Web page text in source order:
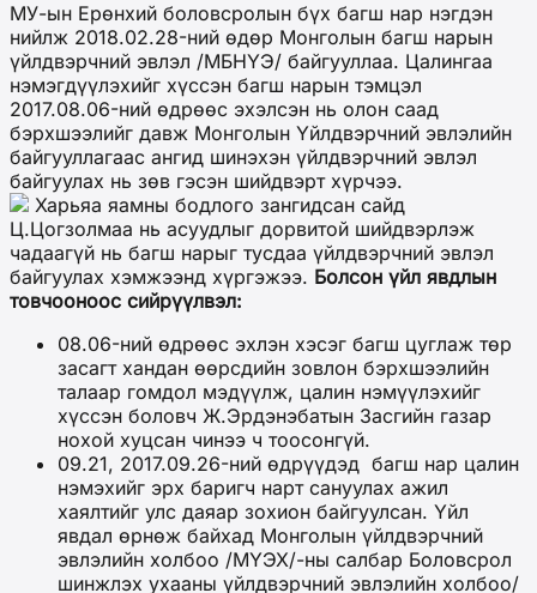
МУ-ын Ерөнхий боловсролын бүх багш нар нэгдэн
нийлж 2018.02.28-ний өдөр Монголын багш нарын
үйлдвэрчний эвлэл /МБНҮЭ/ байгууллаа. Цалингаа
нэмэгдүүлэхийг хүссэн багш нарын тэмцэл
2017.08.06-ний өдрөөс эхэлсэн нь олон саад
бэрхшээлийг давж Монголын Үйлдвэрчний эвлэлийн
байгууллагаас ангид шинэхэн үйлдвэрчний эвлэл
байгуулах нь зөв гэсэн шийдвэрт хүрчээ.
Харьяа яамны бодлого зангидсан сайд
Ц.Цогзолмаа нь асуудлыг дорвитой шийдвэрлэж
чадаагүй нь багш нарыг тусдаа үйлдвэрчний эвлэл
байгуулах хэмжээнд хүргэжээ. Болсон үйл явдлын
товчооноос сийрүүлвэл:
08.06-ний өдрөөс эхлэн хэсэг багш цуглаж төр
засагт хандан өөрсдийн зовлон бэрхшээлийн
талаар гомдол мэдүүлж, цалин нэмүүлэхийг
хүссэн боловч Ж.Эрдэнэбатын Засгийн газар
нохой хуцсан чинээ ч тоосонгүй.
09.21, 2017.09.26-ний өдрүүдэд багш нар цалин
нэмэхийг эрх баригч нарт сануулах ажил
хаялтийг улс даяар зохион байгуулсан. Үйл
явдал өрнөж байхад Монголын үйлдвэрчний
эвлэлийн холбоо /МҮЭХ/-ны салбар Боловсрол
шинжлэх ухааны үйлдвэрчний эвлэлийн холбоо/